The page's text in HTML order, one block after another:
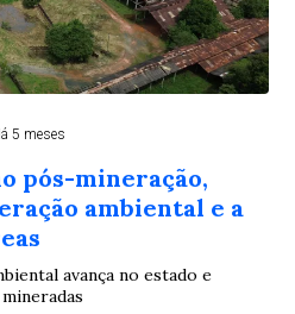
5 meses
pós-mineração,
ambiental e a
avança no estado e